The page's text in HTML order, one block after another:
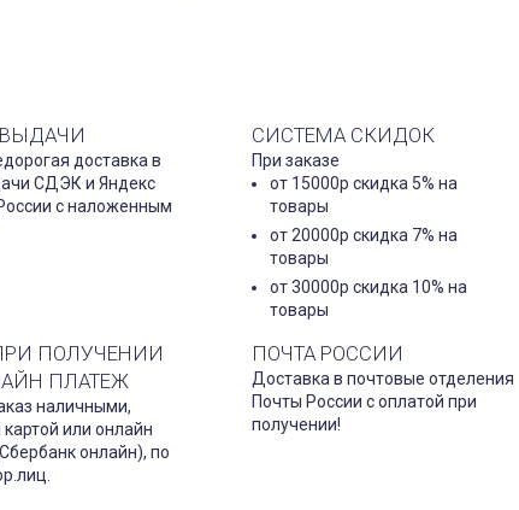
доставка в
СДЭК и Яндекс
с наложенным
СИСТЕМА СКИДОК
При заказе
от 15000р скидка 5% на
товары
от 20000р скидка 7% на
товары
от 30000р скидка 10% на
товары
ПОЛУЧЕНИИ
ПЛАТЕЖ
наличными,
или онлайн
онлайн), по
ПОЧТА РОССИИ
Доставка в почтовые отделения
Почты России с оплатой при
получении!